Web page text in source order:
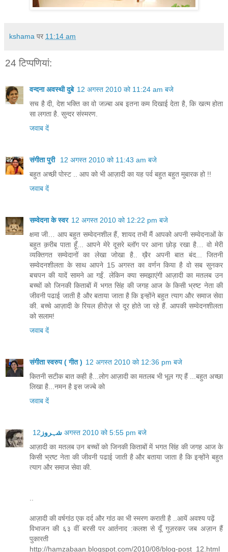
kshama पर 11:14 am
24 टिप्‍पणियां:
वन्दना अवस्थी दुबे 12 अगस्त 2010 को 11:24 am बजे
सच है दी, देश भक्ति का वो जज़्बा अब इतना कम दिखाई देता है, कि खत्म होता
सा लगता है. सुन्दर संस्मरण.
जवाब दें
संगीता पुरी
12 अगस्त 2010 को 11:43 am बजे
बहुत अच्‍छी पोस्‍ट .. आप को भी आज़ादी का यह पर्व बहुत बहुत मुबारक हो !!
जवाब दें
सम्वेदना के स्वर 12 अगस्त 2010 को 12:22 pm बजे
क्षमा जी… आप बहुत सम्वेदनशील हैं, शायद तभी मैं आपको अपनी सम्वेदनाओं के
बहुत क़रीब पाता हूँ... आपने मेरे दूसरे ब्लॉग पर आना छोड़ रखा है… वो मेरी
व्यक्तिगत सम्वेदानों का लेखा जोखा है.. ख़ैर अपनी बात बंद... जितनी
सम्वेदनशीलता के साथ आपने 15 अगस्त का वर्णन किया है वो सब सुनकर
बचपन की यादें सामने आ गईं. लेकिन क्या समझाएंगी आज़ादी का मतलब उन
बच्चों को जिनकी किताबों में भगत सिंह की जगह आज के किसी भ्रष्ट नेता की
जीवनी पढाई जाती है और बताया जाता है कि इन्होंने बहुत त्याग और समाज सेवा
की. बच्चे आज़ादी के रियल हीरोज़ से दूर होते जा रहे हैं. आपकी सम्वेदनशीलता
को सलाम!
जवाब दें
संगीता स्वरुप ( गीत ) 12 अगस्त 2010 को 12:36 pm बजे
कितनी सटीक बात कही है...लोग आज़ादी का मतलब भी भूल गए हैं ...बहुत अच्छा
लिखा है...नमन है इस जज्बे को
जवाब दें
شہروز 12 अगस्त 2010 को 5:55 pm बजे
आज़ादी का मतलब उन बच्चों को जिनकी किताबों में भगत सिंह की जगह आज के
किसी भ्रष्ट नेता की जीवनी पढाई जाती है और बताया जाता है कि इन्होंने बहुत
त्याग और समाज सेवा की.
..
आज़ादी की वर्षगांठ एक दर्द और गांठ का भी स्मरण कराती है ..आयें अवश्य पढ़ें
विभाजन की ६३ वीं बरसी पर आर्तनाद :कलश से यूँ गुज़रकर जब अज़ान हैं
पुकारती
http://hamzabaan.blogspot.com/2010/08/blog-post_12.html